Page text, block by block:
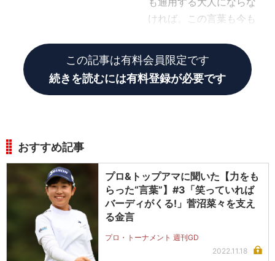
ければ。この言葉も今も
この記事は有料会員限定です
続きを読むには有料登録が必要です
おすすめ記事
プロ&トップアマに聞いた【力をも
らった“言葉”】#3「笑っていれば
バーディがくる!」菅沼菜々を支え
る金言
プロ・トーナメント 週刊GD
2022.11.18